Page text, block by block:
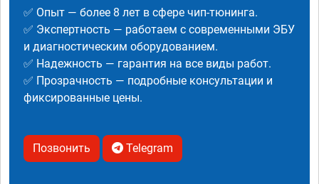
✅ Опыт — более 8 лет в сфере чип-тюнинга.
✅ Экспертность — работаем с современными ЭБУ
и диагностическим оборудованием.
✅ Надежность — гарантия на все виды работ.
✅ Прозрачность — подробные консультации и
фиксированные цены.
Позвонить Telegram